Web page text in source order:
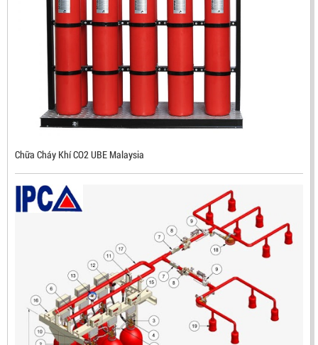
LIÊN HỆ
Mã sản phẩm: RX500
Chữa Cháy Khí CO2 UBE Malaysia